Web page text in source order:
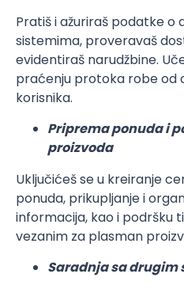
Pratiš i ažuriraš podatke o
sistemima, proveravaš
evidentiraš narudžbine.
praćenju protoka robe od
korisnika.
Priprema ponuda i
proizvoda
Uključićeš se u kreiranje
ponuda, prikupljanje i
informacija, kao i podršku
vezanim za plasman
Saradnja sa drugim